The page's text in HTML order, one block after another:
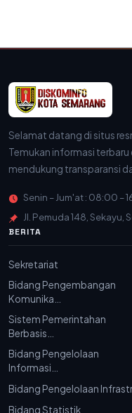
Selamat datang di situs
Temukan informasi
mendukung transparansi
Senin – Jum'at : 08:00 –
Jl. Pemuda 148, Sekayu,
BERITA
Sekretariat
Bidang Pengembangan
Komunika…
Sistem Pemerintahan
Berbasis…
Bidang Pengelolaan
Informasi…
Bidang Pengelolaan
Bidang Statistik